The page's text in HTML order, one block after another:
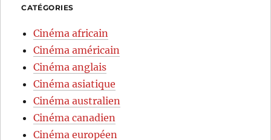
CATÉGORIES
Cinéma africain
Cinéma américain
Cinéma anglais
Cinéma asiatique
Cinéma australien
Cinéma canadien
Cinéma européen